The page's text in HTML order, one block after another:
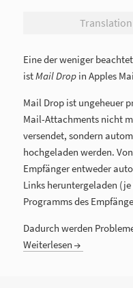
Eine der weniger
istMail Drop in Apples
Mail Drop ist ungeheuer
Mail-Attachments nicht
versendet, sondern
hochgeladen werden.
Empfänger entweder
Links heruntergeladen
Programms des
Dadurch werden
Weiterlesen